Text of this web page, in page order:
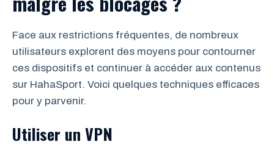
Face aux restrictions fréquentes, de nombreux
utilisateurs explorent des moyens pour contourner
ces dispositifs et continuer à accéder aux contenus
sur HahaSport. Voici quelques techniques efficaces
pour y parvenir.
Utiliser un VPN